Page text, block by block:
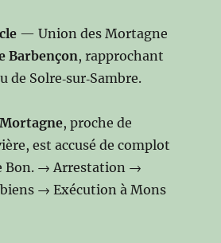
— Union des Mortagne
Barbençon, rapprochant
de Solre‑sur‑Sambre.
, proche de
est accusé de complot
Bon. → Arrestation →
→ Exécution à Mons